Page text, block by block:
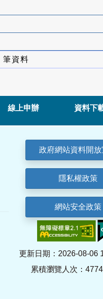
筆資料
線上申辦 資料下
政府網站資料開放
隱私權政策
網站安全政策
更新日期：2026-08-06
累積瀏覽人次：